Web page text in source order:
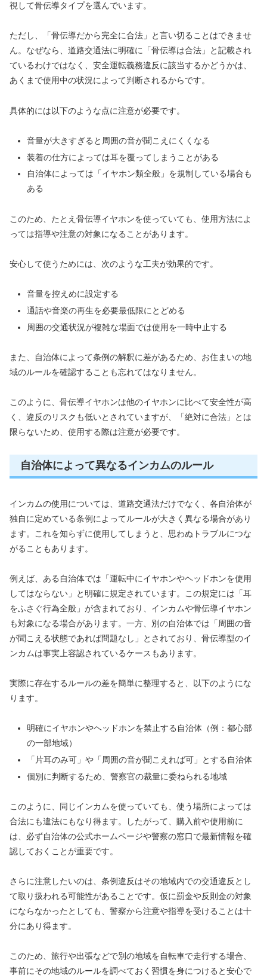
視して骨伝導タイプを選んでいます。
ただし、「骨伝導だから完全に合法」と言い切ることはできませ
ん。なぜなら、道路交通法に明確に「骨伝導は合法」と記載され
ているわけではなく、安全運転義務違反に該当するかどうかは、
あくまで使用中の状況によって判断されるからです。
具体的には以下のような点に注意が必要です。
音量が大きすぎると周囲の音が聞こえにくくなる
装着の仕方によっては耳を覆ってしまうことがある
自治体によっては「イヤホン類全般」を規制している場合も
ある
このため、たとえ骨伝導イヤホンを使っていても、使用方法によ
っては指導や注意の対象になることがあります。
安心して使うためには、次のような工夫が効果的です。
音量を控えめに設定する
通話や音楽の再生を必要最低限にとどめる
周囲の交通状況が複雑な場面では使用を一時中止する
また、自治体によって条例の解釈に差があるため、お住まいの地
域のルールを確認することも忘れてはなりません。
このように、骨伝導イヤホンは他のイヤホンに比べて安全性が高
く、違反のリスクも低いとされていますが、「絶対に合法」とは
限らないため、使用する際は注意が必要です。
自治体によって異なるインカムのルール
インカムの使用については、道路交通法だけでなく、各自治体が
独自に定めている条例によってルールが大きく異なる場合があり
ます。これを知らずに使用してしまうと、思わぬトラブルにつな
がることもあります。
例えば、ある自治体では「運転中にイヤホンやヘッドホンを使用
してはならない」と明確に規定されています。この規定には「耳
をふさぐ行為全般」が含まれており、インカムや骨伝導イヤホン
も対象になる場合があります。一方、別の自治体では「周囲の音
が聞こえる状態であれば問題なし」とされており、骨伝導型のイ
ンカムは事実上容認されているケースもあります。
実際に存在するルールの差を簡単に整理すると、以下のようにな
ります。
明確にイヤホンやヘッドホンを禁止する自治体（例：都心部
の一部地域）
「片耳のみ可」や「周囲の音が聞こえれば可」とする自治体
個別に判断するため、警察官の裁量に委ねられる地域
このように、同じインカムを使っていても、使う場所によっては
合法にも違法にもなり得ます。したがって、購入前や使用前に
は、必ず自治体の公式ホームページや警察の窓口で最新情報を確
認しておくことが重要です。
さらに注意したいのは、条例違反はその地域内での交通違反とし
て取り扱われる可能性があることです。仮に罰金や反則金の対象
にならなかったとしても、警察から注意や指導を受けることは十
分にあり得ます。
このため、旅行や出張などで別の地域を自転車で走行する場合、
事前にその地域のルールを調べておく習慣を身につけると安心で